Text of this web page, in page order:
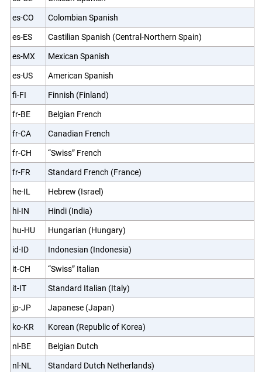
es-CO Colombian Spanish
es-ES Castilian Spanish (Central-Northern Spain)
es-MX Mexican Spanish
es-US American Spanish
fi-FI Finnish (Finland)
fr-BE Belgian French
fr-CA Canadian French
fr-CH “Swiss” French
fr-FR Standard French (France)
he-IL Hebrew (Israel)
hi-IN Hindi (India)
hu-HU Hungarian (Hungary)
id-ID Indonesian (Indonesia)
it-CH “Swiss” Italian
it-IT Standard Italian (Italy)
jp-JP Japanese (Japan)
ko-KR Korean (Republic of Korea)
nl-BE Belgian Dutch
nl-NL Standard Dutch Netherlands)